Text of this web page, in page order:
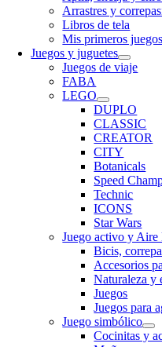
Arrastres y
Libros de tela
Mis primeros juegos
Juegos y juguetes
Juegos de viaje
FABA
LEGO
DUPLO
CLASSIC
CREATOR
CITY
Botanicals
Speed
Technic
ICONS
Star Wars
Juego activo y Aire
Bicis,
Accesorios
Naturaleza y
Juegos
Juegos para
Juego simbólico
Cocinitas y